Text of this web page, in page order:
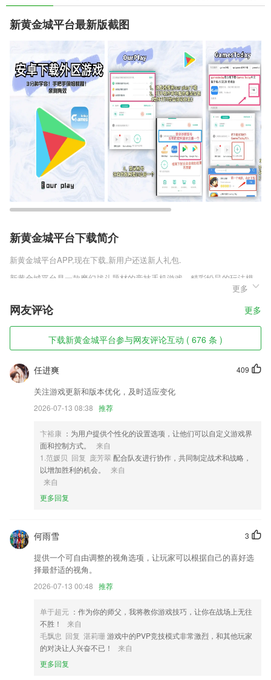
新黄金城平台最新版截图
新黄金城平台下载简介
新黄金城平台APP,现在下载,新用户还送新人礼包.
新黄金城平台是一款魔幻战斗题材的竞技手机游戏，精彩纷呈的玩法模
式，跨服对决激情战斗，在游戏中开启属于你的战斗经典，策略战斗系
统，多元化激战激情PK斗到底，这款游戏作为3D科幻类型的手游来说做
的还是非常好的，你将在龙族幻想手机游戏正版v1.0.0.1里感受到全新的
游戏模式，不管是角色还是场景的设定都是非常真实的，让玩家有一种身
临其境的感觉，游戏整体的光线还是算蛮好的，采用了虚幻4引擎的专属
粒子，将会和传统的CPU粒子产生实质性的差别，给玩家们更真实的视
觉体验。感兴趣的玩家快来趣趣手游网下载预约体验吧。
新黄金城平台软件特色
1,*300节免费绘本课，全天直播
3,【单词速记】教材同步单词速记
4,【古诗古韵 国学熏陶】像必背古诗词、唐诗、国学经典、古词，都是
宝宝们要掌握的知识哦！
5,通过app记录使用者的打鼾状况、止鼾效果及睡眠情况
6,我们为您提供从设备接入，数据存储到应用系统的整套云服务，省去您
新黄金城平台软件优势
1.一键筛选适合你的课程，手机学习，效率自然高。
2.图文并茂，介绍各类交通标志，并附带说明
3.专属内容、试卷下载等特权
4.直连教练端，不用出门即可在此对各个教练的上课安排进行查看。
5.·用户随时随地可以点一点、看一看、学一学，无论是对纯兴趣熏陶体
验，还是传承地方文化，都有积极的示范意义
6.·重要的知识都可以自己收藏好，以后想要学习的时候就会轻松不少
更多
网友评论 更多
下载新黄金城平台参与网友评论互动 ( 676 条 )
409
任进爽
关注游戏更新和版本优化，及时适应变化
2026-07-13 08:38 推荐
卞裕康 ：为用户提供个性化的设置选项，让他们可以自定义游戏界
面和控制方式。
来自
1.范媛贝 回复 庞芳翠 配合队友进行协作，共同制定战术和战略，
以增加胜利的机会。
来自
来自
更多回复
3
何雨雪
提供一个可自由调整的视角选项，让玩家可以根据自己的喜好选
择最舒适的视角。
2026-07-13 00:48 推荐
单于超元 ：作为你的师父，我将教你游戏技巧，让你在战场上无往
不胜！
来自
毛飘忠 回复 湛莉珊游戏中的PVP竞技模式非常激烈，和其他玩家
的对决让人兴奋不已！
来自
更多回复